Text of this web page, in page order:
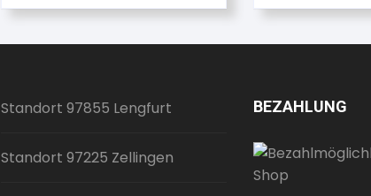
Standort 97855 Lengfurt
Standort 97225 Zellingen
BEZAHLUNG